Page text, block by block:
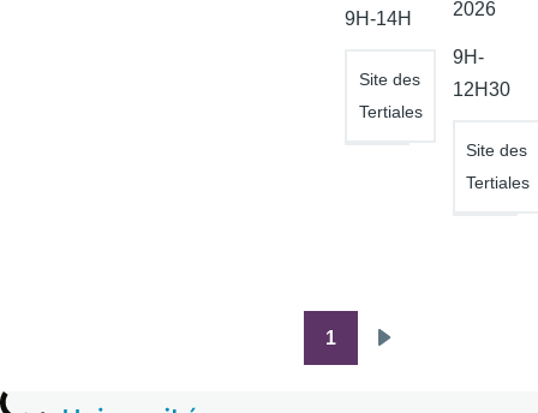
9H-14H
Site des
Tertiales
de
2026
9H-
12H30
Site des
Tertiales
Pagination
1